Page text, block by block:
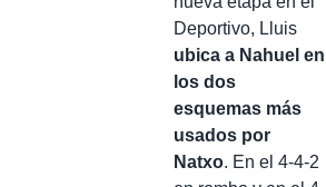
Deportivo, Lluis
ubica a Nahuel en
los dos
esquemas más
usados por
Natxo. En el 4-4-2